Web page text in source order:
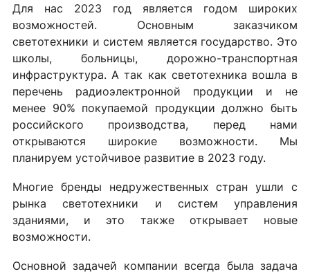
Для нас 2023 год является годом широких
возможностей. Основным заказчиком
светотехники и систем является государство. Это
школы, больницы, дорожно-транспортная
инфраструктура. А так как светотехника вошла в
перечень радиоэлектронной продукции и не
менее 90% покупаемой продукции должно быть
российского производства, перед нами
открываются широкие возможности. Мы
планируем устойчивое развитие в 2023 году.
Многие бренды недружественных стран ушли с
рынка светотехники и систем управления
зданиями, и это также открывает новые
возможности.
Основной задачей компании всегда была задача